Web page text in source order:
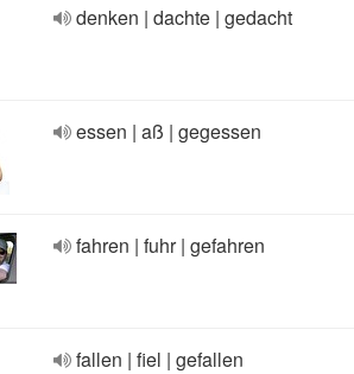
denken | dachte | gedacht
essen | aß | gegessen
fahren | fuhr | gefahren
fallen | fiel | gefallen